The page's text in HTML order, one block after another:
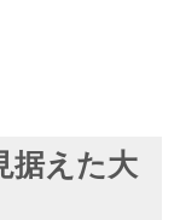
据えた大